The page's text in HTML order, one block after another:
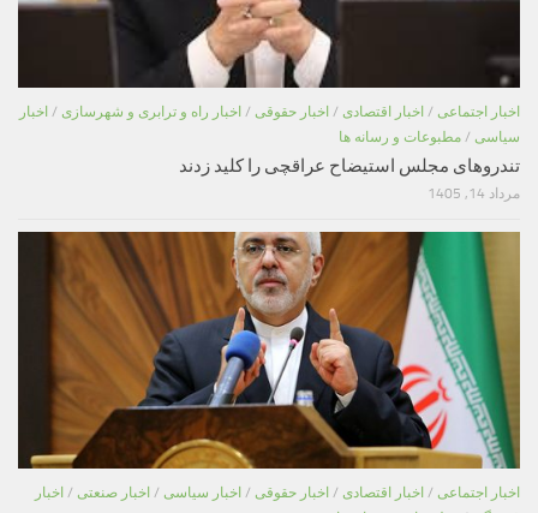
اخبار اجتماعی / اخبار اقتصادی / اخبار حقوقی / اخبار راه و ترابری و شهرسازی / اخبار
سیاسی / مطبوعات و رسانه ها
تندروهای مجلس استیضاح عراقچی را کلید زدند
مرداد 14, 1405
اخبار اجتماعی / اخبار اقتصادی / اخبار حقوقی / اخبار سیاسی / اخبار صنعتی / اخبار